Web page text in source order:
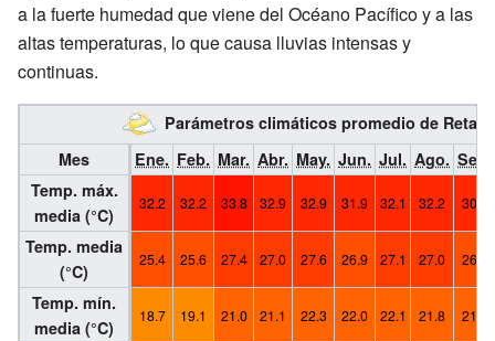
a la fuerte humedad que viene del Océano Pacífico y a las
altas temperaturas, lo que causa lluvias intensas y
continuas.
Parámetros climáticos promedio de
Mes
Ene. Feb. Mar. Abr. May. Jun. Jul. Ago. Sep.
Temp. máx.
media (°C)
32.2 32.2 33.8 32.9 32.9 31.9 32.1 32.2 30.7
Temp. media
(°C)
25.4 25.6 27.4 27.0 27.6 26.9 27.1 27.0 26.0
Temp. mín.
media (°C)
18.7 19.1 21.0 21.1 22.3 22.0 22.1 21.8 21.3